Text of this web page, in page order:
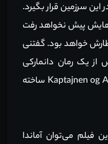
سرزمین قرار بگیرد.
پیش نخواهد رفت
خواهد بود. گفتنی
از یک رمان دانمارکی
پرفروش به نام Kaptajnen og Ann Barbara ساخته
فیلم می‌توانآماندا